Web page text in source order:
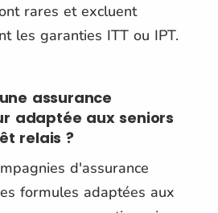
rares et excluent
les garanties ITT ou IPT.
assurance
adaptée aux seniors
relais ?
d'assurance
formules adaptées aux